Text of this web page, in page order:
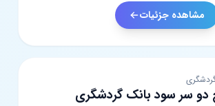
مشاهده جزئیات
سر سود بانک گردشگری